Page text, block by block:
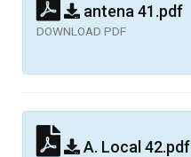
antena 41.pdf
DOWNLOAD PDF
A. Local 42.pdf